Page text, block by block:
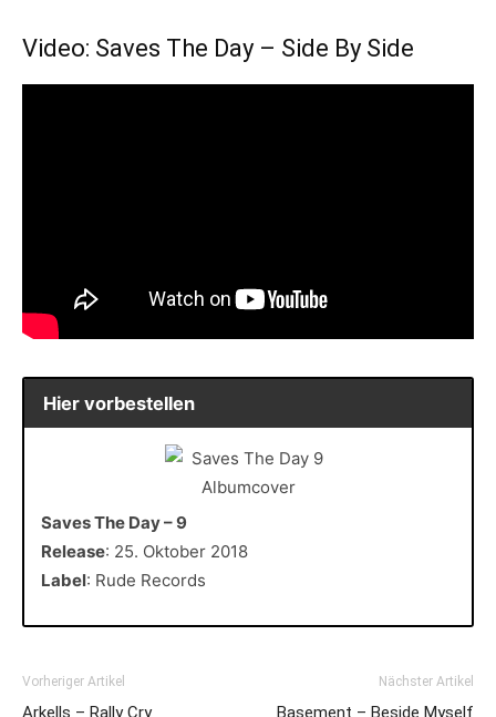
Video: Saves The Day – Side By Side
Hier vorbestellen
Saves The Day – 9
Release: 25. Oktober 2018
Label: Rude Records
Vorheriger Artikel
Arkells – Rally Cry
Nächster Artikel
Basement – Beside Myself